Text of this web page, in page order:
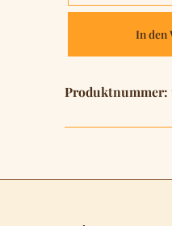
In den
Produktnummer: